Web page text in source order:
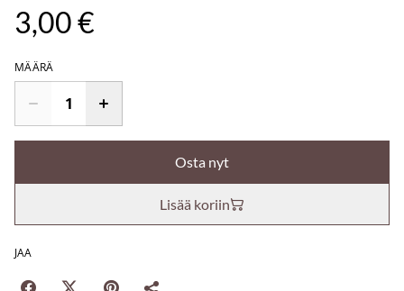
3,00 €
MÄÄRÄ
Osta nyt
Lisää koriin
JAA